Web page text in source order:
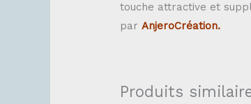
touche attractive et
parAnjeroCréation.
Produits